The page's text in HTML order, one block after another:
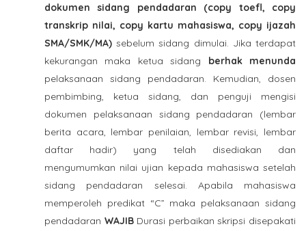
dokumen sidang pendadaran (copy toefl, copy
transkrip nilai, copy kartu mahasiswa, copy ijazah
SMA/SMK/MA)sebelum sidang dimulai. Jika terdapat
kekurangan maka ketua sidang berhak menunda
pelaksanaan sidang pendadaran. Kemudian, dosen
pembimbing, ketua sidang, dan penguji mengisi
dokumen pelaksanaan sidang pendadaran (lembar
berita acara, lembar penilaian, lembar revisi, lembar
daftar hadir) yang telah disediakan dan
mengumumkan nilai ujian kepada mahasiswa setelah
sidang pendadaran selesai. Apabila mahasiswa
memperoleh predikat “C” maka pelaksanaan sidang
pendadaran WAJIBDurasi perbaikan skripsi disepakati